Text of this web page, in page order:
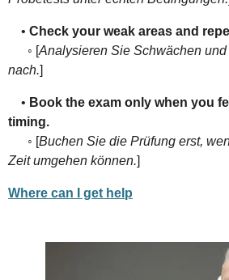
• Check your weak areas and
◦ [Analysieren Sie Schwächen
nach.]
• Book the exam only when you
timing.
◦ [Buchen Sie die Prüfung erst,
Zeit umgehen können.]
Where can I get help